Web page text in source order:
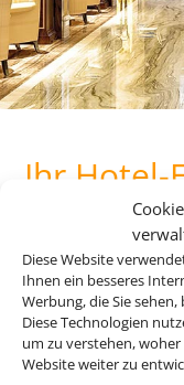
Diese Website
Ihnen ein besseres
Werbung, die Sie
Diese Technologien
um zu verstehen,
Website weiter zu
Ihr Hotel-
Bauen Sie sich Ihre
Sie dabei von
Hotelangebote für